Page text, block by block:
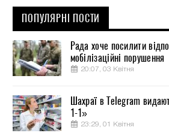
ПОПУЛЯРНІ ПОСТИ
Рада хоче посилити
мобілізаційні порушення
20:07, 03 Квітня
Шахраї в Telegram
1-1»
23:29, 01 Квітня